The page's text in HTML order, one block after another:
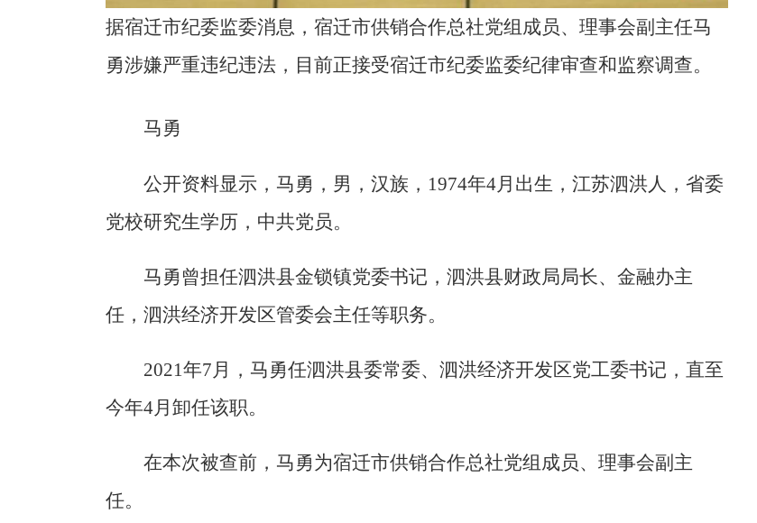
据宿迁市纪委监委消息，宿迁市供销合作总社党组成员、理事会副主任马
勇涉嫌严重违纪违法，目前正接受宿迁市纪委监委纪律审查和监察调查。
马勇
公开资料显示，马勇，男，汉族，1974年4月出生，江苏泗洪人，省委
党校研究生学历，中共党员。
马勇曾担任泗洪县金锁镇党委书记，泗洪县财政局局长、金融办主
任，泗洪经济开发区管委会主任等职务。
2021年7月，马勇任泗洪县委常委、泗洪经济开发区党工委书记，直至
今年4月卸任该职。
在本次被查前，马勇为宿迁市供销合作总社党组成员、理事会副主
任。